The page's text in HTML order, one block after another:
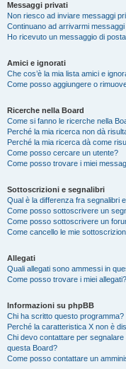
Messaggi privati
Non riesco ad inviare messaggi
Continuano ad arrivarmi
Ho ricevuto un messaggio di
Amici e ignorati
Che cos’è la mia lista amici e
Come posso aggiungere o
Ricerche nella Board
Come si fanno le ricerche nella
Perché la mia ricerca non dà
Perché la mia ricerca dà come
Come posso cercare un utente?
Come posso trovare i miei
Sottoscrizioni e segnalibri
Qual è la differenza fra segnalibri
Come posso sottoscrivere un
Come posso sottoscrivere un
Come cancello le mie
Allegati
Quali allegati sono ammessi in
Come posso trovare i miei allegati?
Informazioni su phpBB
Chi ha scritto questo programma?
Perché la caratteristica X non è
Chi devo contattare per segnalare
questa Board?
Come posso contattare un